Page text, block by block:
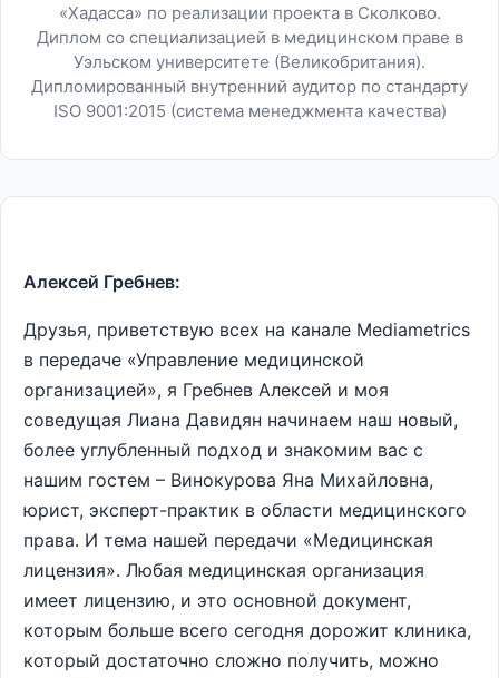
«Хадасса» по реализации проекта в Сколково.
Диплом со специализацией в медицинском праве в
Уэльском университете (Великобритания).
Дипломированный внутренний аудитор по стандарту
ISO 9001:2015 (система менеджмента качества)
Алексей Гребнев:
Друзья, приветствую всех на канале Мediametrics
в передаче «Управление медицинской
организацией», я Гребнев Алексей и моя
соведущая Лиана Давидян начинаем наш новый,
более углубленный подход и знакомим вас с
нашим гостем – Винокурова Яна Михайловна,
юрист, эксперт-практик в области медицинского
права. И тема нашей передачи «Медицинская
лицензия». Любая медицинская организация
имеет лицензию, и это основной документ,
которым больше всего сегодня дорожит клиника,
который достаточно сложно получить, можно